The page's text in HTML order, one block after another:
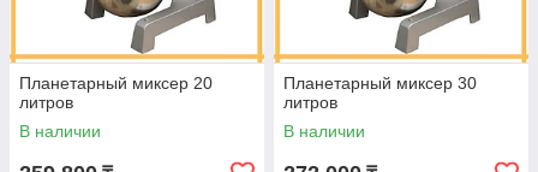
Планетарный миксер 20
литров
В наличии
Планетарный миксер 30
литров
В наличии